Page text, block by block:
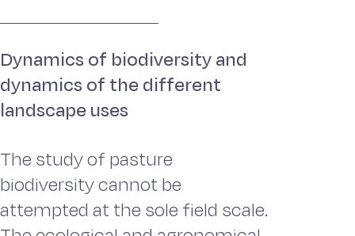
Dynamics of biodiversity and
dynamics of the different
landscape uses
The study of pasture
biodiversity cannot be
attempted at the sole field scale.